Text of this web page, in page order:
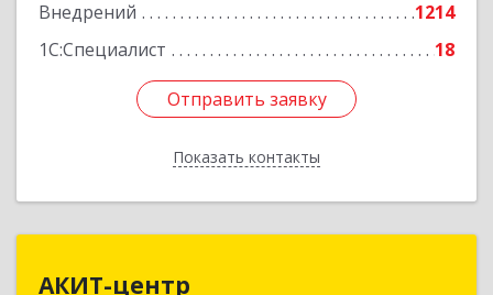
Внедрений
1214
1С:Специалист
18
Отправить заявку
Показать контакты
Отправить заявку
Назад
АКИТ-центр